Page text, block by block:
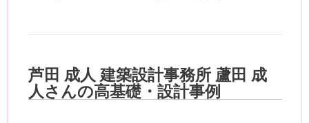
芦田 成人 建築設計事務所 蘆田 成
人さんの高基礎・設計事例